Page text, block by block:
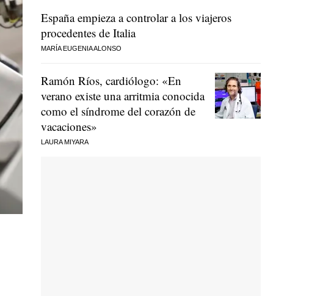
España empieza a controlar a los viajeros
procedentes de Italia
MARÍA EUGENIA ALONSO
Ramón Ríos, cardiólogo: «En
verano existe una arritmia conocida
como el síndrome del corazón de
vacaciones»
LAURA MIYARA